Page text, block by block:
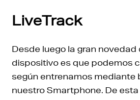
LiveTrack
Desde luego la gran novedad
dispositivo es que podemos
según entrenamos mediante
nuestro Smartphone. De